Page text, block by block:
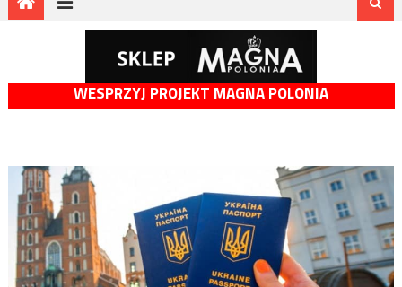
WESPRZYJ PROJEKT MAGNA POLONIA